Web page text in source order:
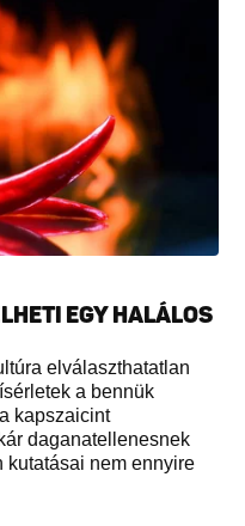
EGY HALÁLOS
elválaszthatatlan
a bennük
kapszaicint
daganatellenesnek
kutatásai nem ennyire